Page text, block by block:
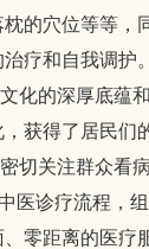
的穴位等等，
疗和自我调护。
化的深厚底蕴
获得了居民们
切关注群众看
医诊疗流程，
零距离的医疗